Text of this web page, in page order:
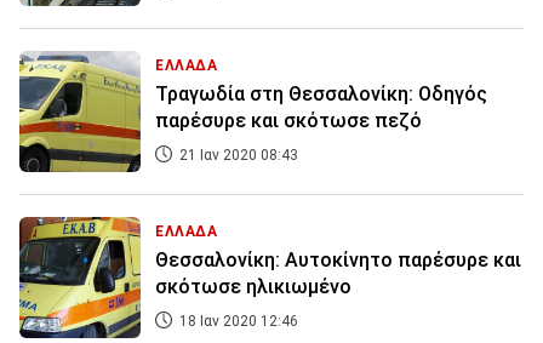
ΕΛΛΑΔΑ
Τραγωδία στη Θεσσαλονίκη: Οδηγός
παρέσυρε και σκότωσε πεζό
21 Ιαν 2020 08:43
ΕΛΛΑΔΑ
Θεσσαλονίκη: Αυτοκίνητο παρέσυρε και
σκότωσε ηλικιωμένο
18 Ιαν 2020 12:46